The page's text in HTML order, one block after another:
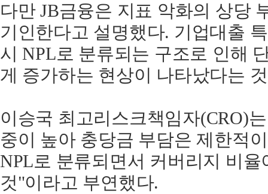
다만 JB금융은 지표 악화의 상당
기인한다고 설명했다. 기업대출
시 NPL로 분류되는 구조로 인해
게 증가하는 현상이 나타났다는
이승국 최고리스크책임자(CRO)
중이 높아 충당금 부담은 제한적
NPL로 분류되면서 커버리지 비
것"이라고 부연했다.